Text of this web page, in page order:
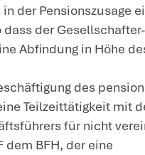
der letzten